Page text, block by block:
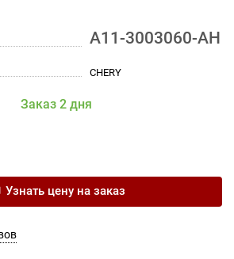
A11-3003060-АН
CHERY
Заказ 2 дня
Узнать цену на заказ